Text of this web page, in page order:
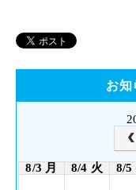
お知
8/3 月 8/4 火 8/5